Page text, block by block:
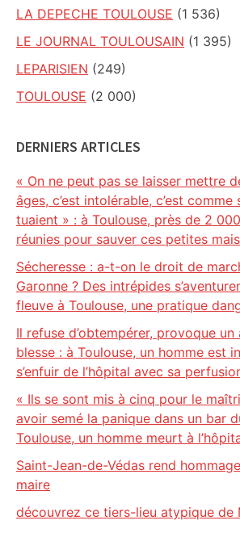
LA DEPECHE TOULOUSE (1 536)
LE JOURNAL TOULOUSAIN (1 395)
LEPARISIEN (249)
TOULOUSE (2 000)
DERNIERS ARTICLES
« On ne peut pas se laisser mettre
âges, c’est intolérable, c’est comme
tuaient » : à Toulouse, près de 2
réunies pour sauver ces petites
Sécheresse : a-t-on le droit de
Garonne ? Des intrépides
fleuve à Toulouse, une pratique
Il refuse d’obtempérer, provoque
blesse : à Toulouse, un homme est
s’enfuir de l’hôpital avec sa
« Ils se sont mis à cinq pour le
avoir semé la panique dans un bar
Toulouse, un homme meurt à
Saint-Jean-de-Védas rend
maire
découvrez ce tiers-lieu atypique de